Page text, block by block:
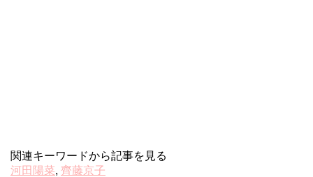
関連キーワードから記事を見る
河田陽菜, 齊藤京子